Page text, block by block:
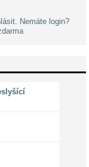
Nemáte login?